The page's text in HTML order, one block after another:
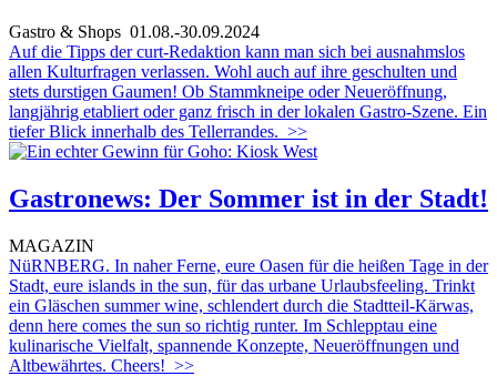
Gastro & Shops 01.08.-30.09.2024
Auf die Tipps der curt-Redaktion kann man sich bei ausnahmslos
allen Kulturfragen verlassen. Wohl auch auf ihre geschulten und
stets durstigen Gaumen! Ob Stammkneipe oder Neueröffnung,
langjährig etabliert oder ganz frisch in der lokalen Gastro-Szene. Ein
tiefer Blick innerhalb des Tellerrandes. >>
Gastronews: Der Sommer ist in der Stadt!
MAGAZIN
NüRNBERG. In naher Ferne, eure Oasen für die heißen Tage in der
Stadt, eure islands in the sun, für das urbane Urlaubsfeeling. Trinkt
ein Gläschen summer wine, schlendert durch die Stadtteil-Kärwas,
denn here comes the sun so richtig runter. Im Schlepptau eine
kulinarische Vielfalt, spannende Konzepte, Neueröffnungen und
Altbewährtes. Cheers! >>